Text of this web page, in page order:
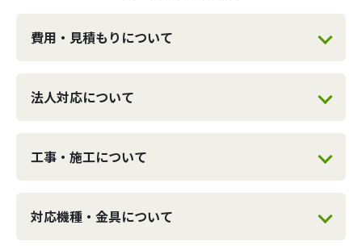
費用・見積もりについて
法人対応について
工事・施工について
対応機種・金具について